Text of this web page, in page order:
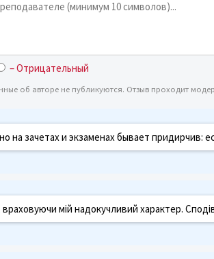
– Отрицательный
об авторе не публикуются. Отзыв проходит
на зачетах и экзаменах бывает придирчив:
враховуючи мій надокучливий характер.